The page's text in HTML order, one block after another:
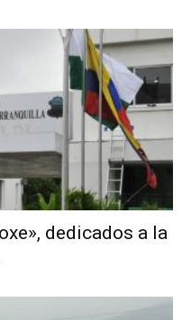
dedicados a la